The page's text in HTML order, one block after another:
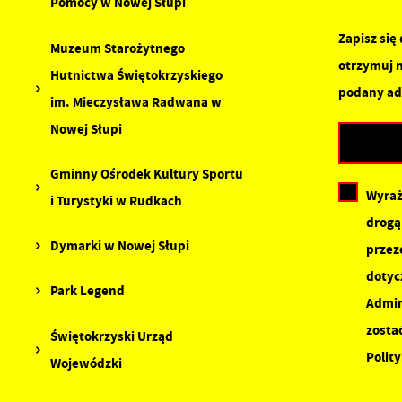
Muzeum Starożytnego
Hutnictwa Świętokrzyskiego
im. Mieczysława Radwana w
Nowej Słupi
Gminny Ośrodek Kultury Sportu
i Turystyki w Rudkach
Dymarki w Nowej Słupi
Park Legend
Świętokrzyski Urząd
Wojewódzki
Zapisz
otrzymuj
podany